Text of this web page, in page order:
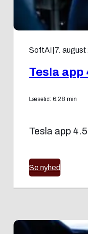
SoftAI 7. august
Tesla app
Læsetid: 6:28 min
Tesla app
Se nyhed